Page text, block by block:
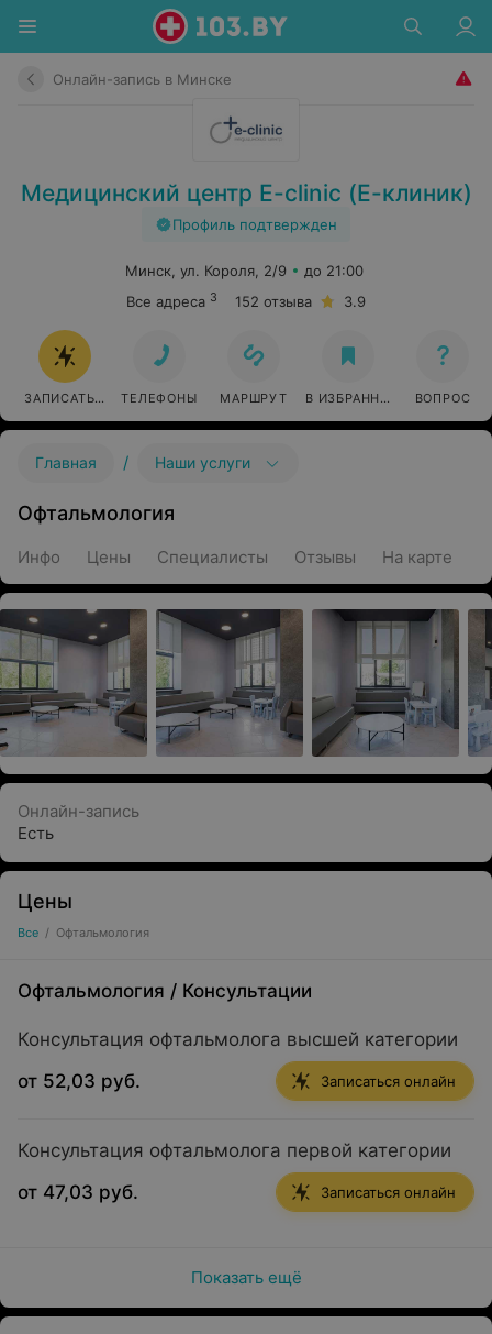
Онлайн-запись в Минске
Медицинский центр E-clinic (Е-клиник)
Профиль подтвержден
Минск, ул. Короля, 2/9
до 21:00
Все адреса 3 152 отзыва 3.9
ЗАПИСАТЬСЯ ОНЛАЙН
ТЕЛЕФОНЫ МАРШРУТ В ИЗБРАННОЕ ВОПРОС
Главная / Наши услуги
Офтальмология
Инфо Цены Специалисты Отзывы На карте
Онлайн-запись
Есть
Цены
Все / Офтальмология
Офтальмология / Консультации
Консультация офтальмолога высшей категории
от 52,03 руб.
Записаться онлайн
Консультация офтальмолога первой категории
от 47,03 руб.
Записаться онлайн
Показать ещё